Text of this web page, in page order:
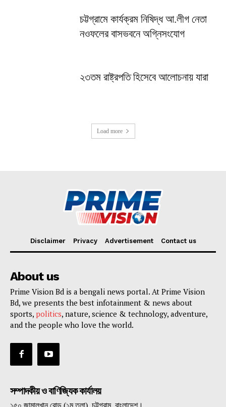
চট্টগ্রামে কার্যক্রম নিষিদ্ধ আ.লীগ নেতা
নওফলের বাসভবনে অগ্নিসংযোগ
২৩তম রাষ্ট্রপতি হিসেবে আলোচনায় যারা
Load more
Disclaimer Privacy Advertisement Contact us
About us
Prime Vision Bd is a bengali news portal. At Prime Vision
Bd, we presents the best infotainment & news about
sports, politics, nature, science & technology, adventure,
and the people who love the world.
সম্পাদকীয় ও বাণিজ্যিক কার্যালয়
১৫০ জামালখান রোড় (১ম তলা), চট্টগ্রাম, বাংলাদেশ।